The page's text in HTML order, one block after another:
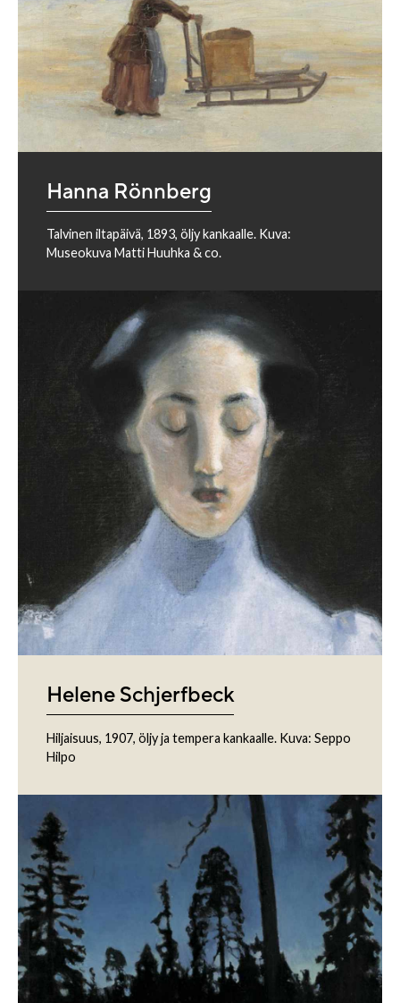
Hanna Rönnberg
Talvinen iltapäivä, 1893, öljy kankaalle. Kuva:
Museokuva Matti Huuhka & co.
Helene Schjerfbeck
Hiljaisuus, 1907, öljy ja tempera kankaalle. Kuva: Seppo
Hilpo